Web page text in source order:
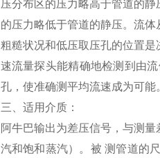
压分布区的压力略高于管道的
的压力略低于管道的静压。流
粗糙状况和低压取压孔的位置
速流量探头能精确地检测到由
孔，使准确测平均流速成为可能。
三、 适用介质：
阿牛巴输出为差压信号，与测
汽和饱和蒸汽）。被 测管道的